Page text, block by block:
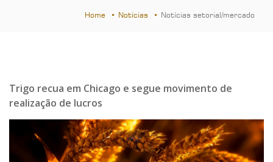
Home Notícias Notícias setorial/mercado
Trigo recua em Chicago e segue movimento de
realização de lucros